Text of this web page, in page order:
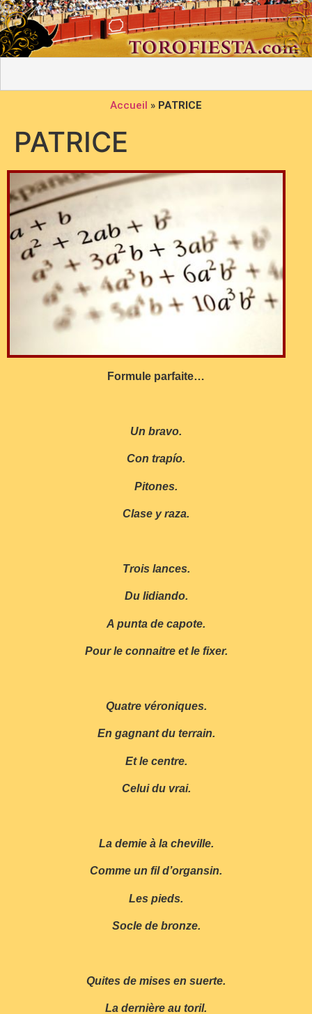
Accueil » PATRICE
PATRICE
Formule parfaite…
Un bravo.
Con trapío.
Pitones.
Clase y raza.
Trois lances.
Du lidiando.
A punta de capote.
Pour le connaitre et le fixer.
Quatre véroniques.
En gagnant du terrain.
Et le centre.
Celui du vrai.
La demie à la cheville.
Comme un fil d’organsin.
Les pieds.
Socle de bronze.
Quites de mises en suerte.
La dernière au toril.